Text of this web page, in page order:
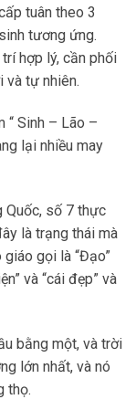
tuân theo 3
tương ứng.
hợp lý, cần phối
và tự nhiên.
“ Sinh – Lão –
lại nhiều may
Quốc, số 7 thực
là trạng thái mà
giáo gọi là “Đạo”
và “cái đẹp” và
bằng một, và trời
lớn nhất, và nó
thọ.